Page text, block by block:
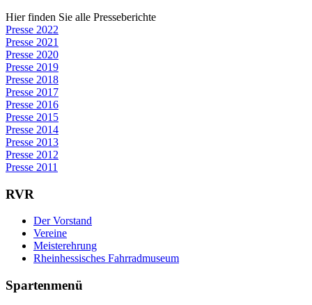
Hier finden Sie alle Presseberichte
Presse 2022
Presse 2021
Presse 2020
Presse 2019
Presse 2018
Presse 2017
Presse 2016
Presse 2015
Presse 2014
Presse 2013
Presse 2012
Presse 2011
RVR
Der Vorstand
Vereine
Meisterehrung
Rheinhessisches Fahrradmuseum
Spartenmenü